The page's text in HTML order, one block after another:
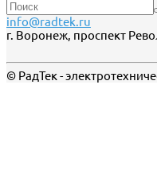
info@radtek.ru
г. Воронеж, проспект
© РадТек -